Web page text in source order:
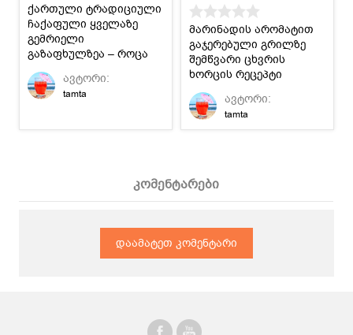
ქართული ტრადიციული
ჩაქაფული ყველაზე
გემრიელი
გაზაფხულზეა – როცა
მჟავე ალუჩა
მოგვეპოვება :)
ავტორი:
tamta
მარინადის არომატით
გაჯერებული გრილზე
შემწვარი ცხვრის
ხორცის რეცეპტი
პომიდვრითა და
მწვანილებით.
ავტორი:
tamta
კომენტარები
დაამატეთ კომენტარი